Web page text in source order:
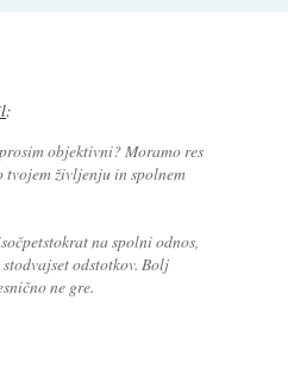
:
objektivni? Moramo res
tvojem življenju in spolnem
na spolni odnos,
odstotkov. Bolj
ne gre.